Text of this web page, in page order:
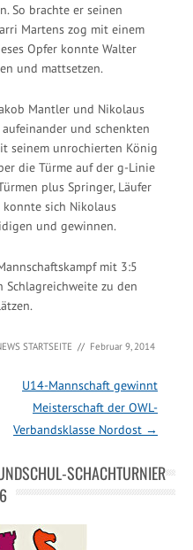
So brachte er seinen
Martens zog mit einem
Opfer konnte Walter
und mattsetzen.
Mantler und Nikolaus
und schenkten
seinem unrochierten König
die Türme auf der g-Linie
plus Springer, Läufer
konnte sich Nikolaus
und gewinnen.
mit 3:5
zu den
STARTSEITE // Februar 9, 2014
U14-Mannschaft gewinnt
Meisterschaft der OWL-
Verbandsklasse Nordost →
SCHACHTURNIER